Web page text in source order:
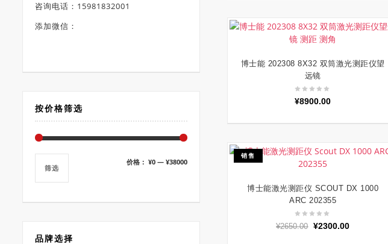
咨询电话：15981832001
添加微信：
按价格筛选
最最
筛选
价格： ¥0 — ¥38000
品牌选择
加入购物车
博士能 202308 8X32 双筒激光测距仪望
远镜
¥8900.00
销售
加入购物车
博士能激光测距仪 SCOUT DX 1000
ARC 202355
¥2650.00 原
¥2300.00当